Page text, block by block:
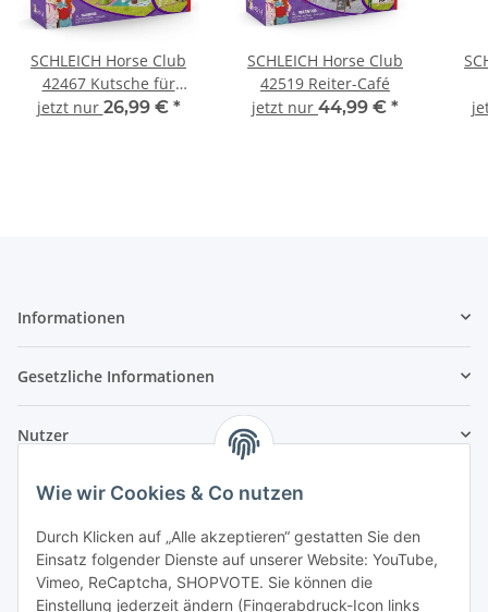
Wie wir Cookies & Co nutzen
Durch Klicken auf „Alle akzeptieren“ gestatten Sie den
Einsatz folgender Dienste auf unserer Website: YouTube,
Vimeo, ReCaptcha, SHOPVOTE. Sie können die
Einstellung jederzeit ändern (Fingerabdruck-Icon links
SCHLEICH Horse Club
42467 Kutsche für
Pferdeshow
jetzt nur 26,99 € *
SCHLEICH Horse Club
42519 Reiter-Café
jetzt nur 44,99 € *
Informationen
Gesetzliche Informationen
Nutzer